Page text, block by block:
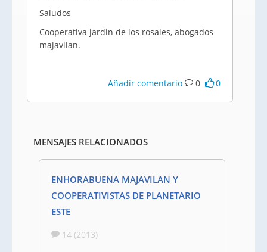
Saludos
Cooperativa jardin de los rosales, abogados
majavilan.
Añadir comentario 0 0
MENSAJES RELACIONADOS
ENHORABUENA MAJAVILAN Y
COOPERATIVISTAS DE PLANETARIO
ESTE
14 (2013)